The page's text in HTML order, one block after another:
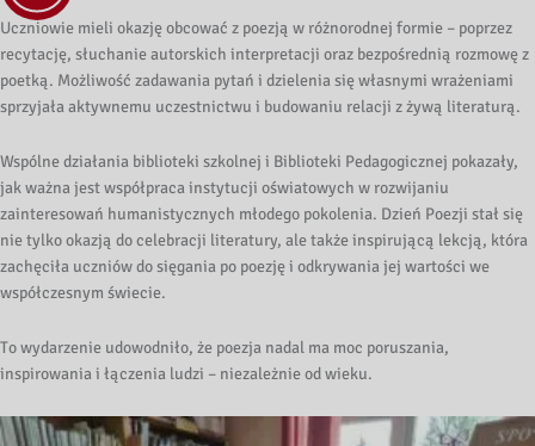
Uczniowie mieli okazję obcować z poezją w różnorodnej formie – poprzez
recytację, słuchanie autorskich interpretacji oraz bezpośrednią rozmowę z
poetką. Możliwość zadawania pytań i dzielenia się własnymi wrażeniami
sprzyjała aktywnemu uczestnictwu i budowaniu relacji z żywą literaturą.
Wspólne działania biblioteki szkolnej i Biblioteki Pedagogicznej pokazały,
jak ważna jest współpraca instytucji oświatowych w rozwijaniu
zainteresowań humanistycznych młodego pokolenia. Dzień Poezji stał się
nie tylko okazją do celebracji literatury, ale także inspirującą lekcją, która
zachęciła uczniów do sięgania po poezję i odkrywania jej wartości we
współczesnym świecie.
To wydarzenie udowodniło, że poezja nadal ma moc poruszania,
inspirowania i łączenia ludzi – niezależnie od wieku.